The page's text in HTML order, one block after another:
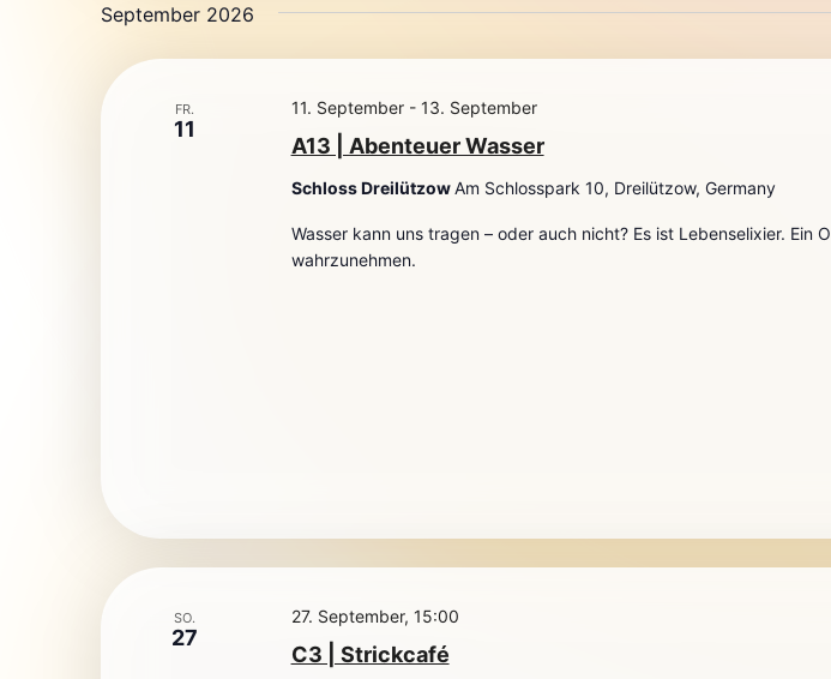
September 2026
FR.
11
A13 | Abenteuer Wasser
11. September- 13. September
Schloss DreilützowAm Schlosspark 10, Dreilützow, Germany
Wasser kann uns tragen – oder auch nicht? Es ist Lebenselixier. Ein
wahrzunehmen.
SO.
27
C3 | Strickcafé
27. September, 15:00